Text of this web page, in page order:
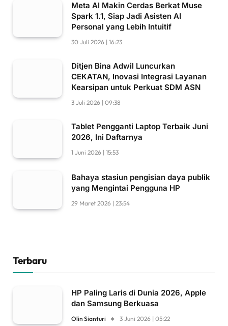
Meta AI Makin Cerdas Berkat Muse
Spark 1.1, Siap Jadi Asisten AI
Personal yang Lebih Intuitif
30 Juli 2026 | 16:23
Ditjen Bina Adwil Luncurkan
CEKATAN, Inovasi Integrasi Layanan
Kearsipan untuk Perkuat SDM ASN
3 Juli 2026 | 09:38
Tablet Pengganti Laptop Terbaik Juni
2026, Ini Daftarnya
1 Juni 2026 | 15:53
Bahaya stasiun pengisian daya publik
yang Mengintai Pengguna HP
29 Maret 2026 | 23:54
Terbaru
HP Paling Laris di Dunia 2026, Apple
dan Samsung Berkuasa
Olin Sianturi 3 Juni 2026 | 05:22